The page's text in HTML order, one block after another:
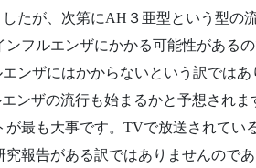
たが、次第にAH３亜型という型の
フルエンザにかかる可能性がある
ンザにはかからないという訳ではあ
ンザの流行も始まるかと予想され
最も大事です。TVで放送されてい
報告がある訳ではありませんので